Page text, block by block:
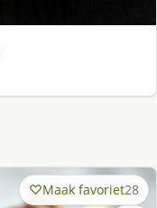
Maak favoriet28